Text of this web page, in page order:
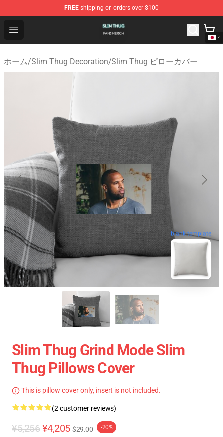
FREE shipping on orders over $100
Open menu
Slim Thug Shop - Official Slim Thug Merchandise Store
ホーム/Slim Thug Decoration/Slim Thug ピローカバー
blank template
Slim Thug Grind Mode Slim
Thug Pillows Cover
This is pillow cover only, insert is not included.
(2 customer reviews)
¥5,256 ¥4,205 $29.00 -20%